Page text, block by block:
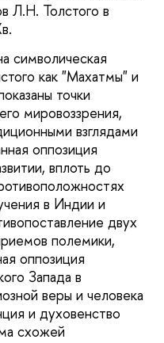
Л.Н. Толстого в
символическая
как "Махатмы" и
точки
мировоззрения,
взглядами
оппозиция
вплоть до
в Индии и
двух
полемики,
оппозиция
Запада в
веры и человека
и духовенство
схожей